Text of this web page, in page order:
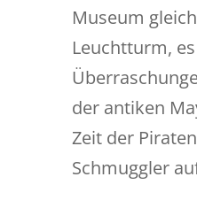
Museum
Leuchtturm,
der antiken
Zeit der
Schmuggler